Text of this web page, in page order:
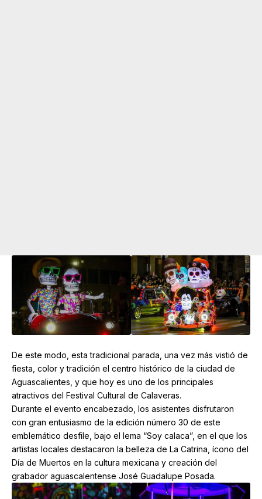
De este modo, esta tradicional parada, una vez más vistió de
fiesta, color y tradición el centro histórico de la ciudad de
Aguascalientes, y que hoy es uno de los principales
atractivos del Festival Cultural de Calaveras.
Durante el evento encabezado, los asistentes disfrutaron
con gran entusiasmo de la edición número 30 de este
emblemático desfile, bajo el lema “Soy calaca”, en el que los
artistas locales destacaron la belleza de La Catrina, ícono del
Día de Muertos en la cultura mexicana y creación del
grabador aguascalentense José Guadalupe Posada.